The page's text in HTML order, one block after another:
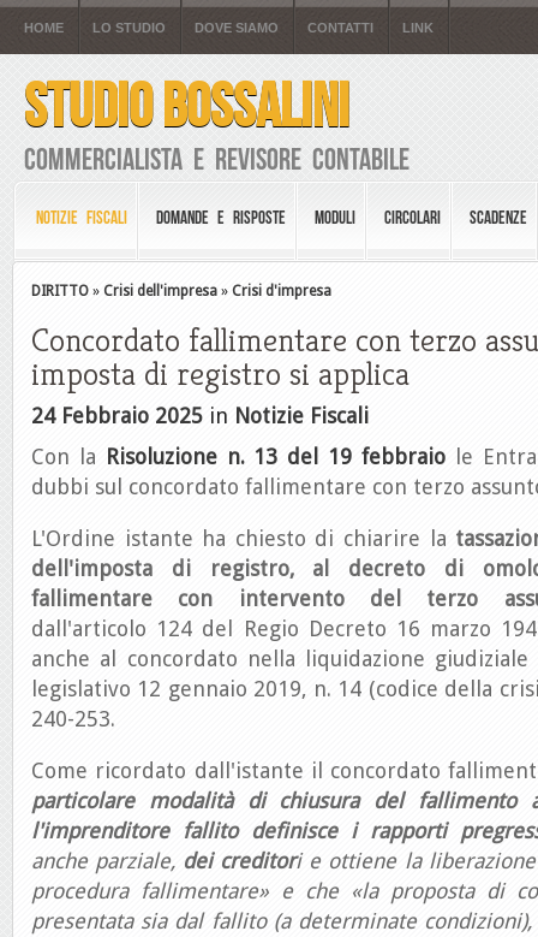
HOME LO STUDIO DOVE SIAMO CONTATTI LINK
STUDIO BOSSALINI
Commercialista e Revisore Contabile
NOTIZIE FISCALI DOMANDE E RISPOSTE MODULI CIRCOLARI SCADENZE
DIRITTO » Crisi dell'impresa » Crisi d'impresa
Concordato fallimentare con terzo
imposta di registro si applica
24 Febbraio 2025 in Notizie Fiscali
Con la Risoluzione n. 13 del 19 febbraio
le
dubbi sul concordato fallimentare con terzo
L'Ordine istante ha chiesto di chiarire la
dell'imposta di registro, al decreto di
fallimentare con intervento del terzo
dall'articolo 124 del Regio Decreto 16 marzo
anche al concordato nella liquidazione
legislativo 12 gennaio 2019, n. 14 (codice della
240-253.
Come ricordato dall'istante il concordato
particolare modalità di chiusura del fallimento
l'imprenditore fallito definisce i rapporti
anche parziale, dei creditori e ottiene la
procedura fallimentare» e che «la proposta di
presentata sia dal fallito (a determinate